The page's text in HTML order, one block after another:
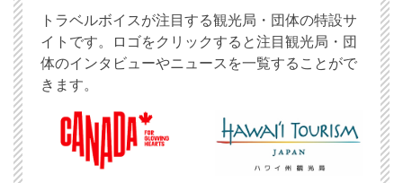
トラベルボイスが注目する観光局・団体の特設サ
イトです。ロゴをクリックすると注目観光局・団
体のインタビューやニュースを一覧することがで
きます。